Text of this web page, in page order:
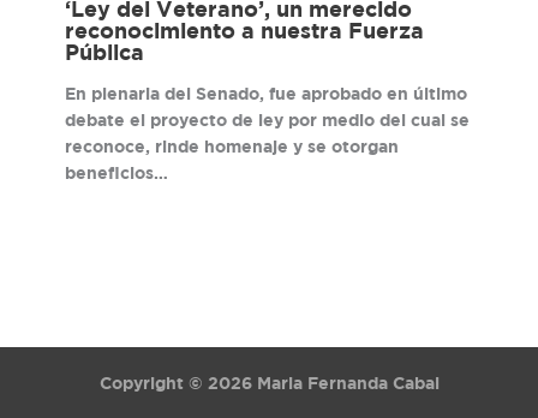
‘Ley del Veterano’, un merecido
reconocimiento a nuestra Fuerza
Pública
En plenaria del Senado, fue aprobado en último
debate el proyecto de ley por medio del cual se
reconoce, rinde homenaje y se otorgan
beneficios…
Copyright © 2026 Maria Fernanda Cabal